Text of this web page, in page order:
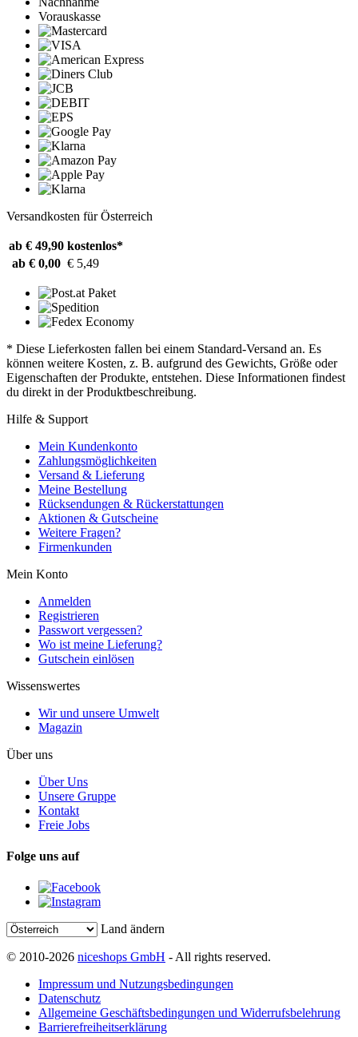
Vorauskasse
Versandkosten für Österreich
ab € 49,90 kostenlos*
ab € 0,00 € 5,49
* Diese Lieferkosten fallen bei einem Standard-Versand an. Es
können weitere Kosten, z. B. aufgrund des Gewichts, Größe oder
Eigenschaften der Produkte, entstehen. Diese Informationen findest
du direkt in der Produktbeschreibung.
Hilfe & Support
Mein Kundenkonto
Zahlungsmöglichkeiten
Versand & Lieferung
Meine Bestellung
Rücksendungen & Rückerstattungen
Aktionen & Gutscheine
Weitere Fragen?
Firmenkunden
Mein Konto
Anmelden
Registrieren
Passwort vergessen?
Wo ist meine Lieferung?
Gutschein einlösen
Wissenswertes
Wir und unsere Umwelt
Magazin
Über uns
Über Uns
Unsere Gruppe
Kontakt
Freie Jobs
Folge uns auf
Land ändern
© 2010-2026 niceshops GmbH - All rights reserved.
Impressum und Nutzungsbedingungen
Datenschutz
Allgemeine Geschäftsbedingungen und Widerrufsbelehrung
Barrierefreiheitserklärung